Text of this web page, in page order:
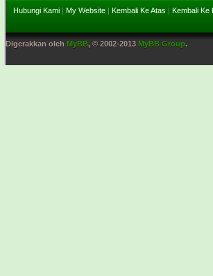
Hubungi Kami | My Website | Kembali Ke Atas | Kembali Ke
Digerakkan oleh MyBB, © 2002-2013 MyBB Group.